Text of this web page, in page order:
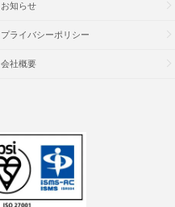
お知らせ
プライバシーポリシー
会社概要